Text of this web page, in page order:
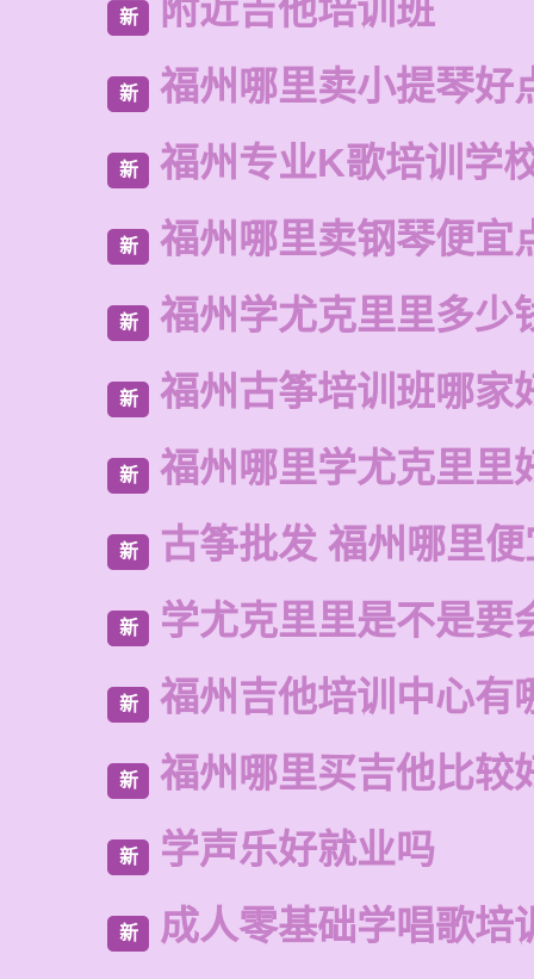
新 附近吉他培训班
新 福州哪里卖小提琴好
新 福州专业K歌培训学
新 福州哪里卖钢琴便宜
新 福州学尤克里里多少
新 福州古筝培训班哪家
新 福州哪里学尤克里里
新 古筝批发 福州哪里
新 学尤克里里是不是要
新 福州吉他培训中心有
新 福州哪里买吉他比较
新 学声乐好就业吗
新 成人零基础学唱歌培